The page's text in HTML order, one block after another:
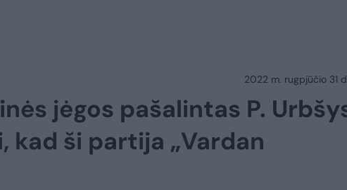
2022 m. rugpjūčio 31
jėgos pašalintas P.
kad ši partija „Vardan